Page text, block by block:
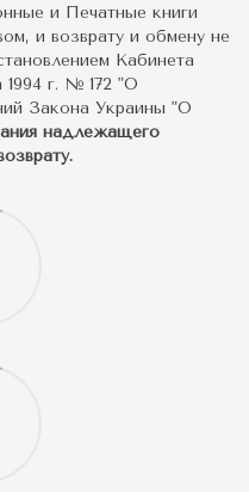
и Печатные книги
и возврату и обмену не
Кабинета
1994 г. № 172 "О
Закона Украины "О
надлежащего